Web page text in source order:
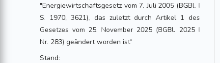
"Energiewirtschaftsgesetz vom 7. Juli 2005 (BGBl. I
S. 1970, 3621), das zuletzt durch Artikel 1 des
Gesetzes vom 25. November 2025 (BGBl. 2025 I
Nr. 283) geändert worden ist"
Stand: